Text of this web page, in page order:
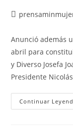
Anunció además
abril para
y Diverso Josefa
Presidente
Continuar